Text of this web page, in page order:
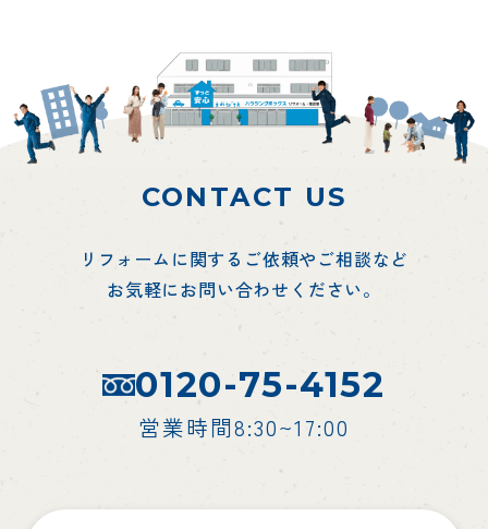
CONTACT US
リフォームに関するご依頼やご相談など
お気軽にお問い合わせください。
0120-75-4152
営業時間8:30~17:00